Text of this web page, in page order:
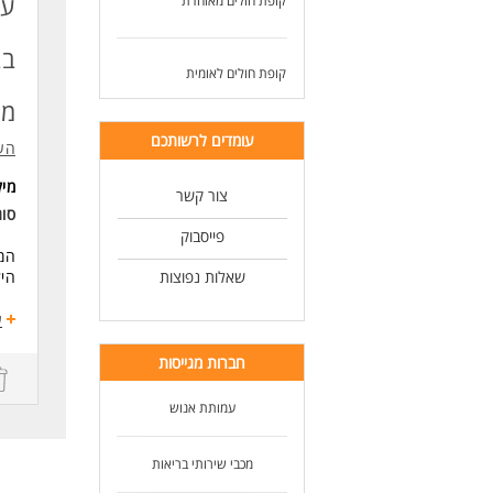
קופת חולים לאומית
עומדים לרשותכם
צור קשר
פייסבוק
שאלות נפוצות
חברות מגייסות
עמותת אנוש
מכבי שירותי בריאות
*
*